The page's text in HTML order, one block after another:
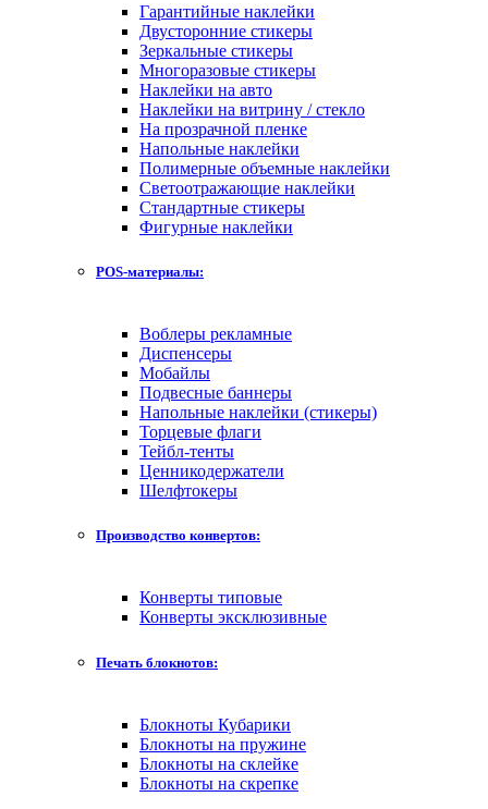
Гарантийные наклейки
Двусторонние стикеры
Зеркальные стикеры
Многоразовые стикеры
Наклейки на авто
Наклейки на витрину / стекло
На прозрачной пленке
Напольные наклейки
Полимерные объемные наклейки
Светоотражающие наклейки
Стандартные стикеры
Фигурные наклейки
POS-материалы:
Воблеры рекламные
Диспенсеры
Мобайлы
Подвесные баннеры
Напольные наклейки (стикеры)
Торцевые флаги
Тейбл-тенты
Ценникодержатели
Шелфтокеры
Производство конвертов:
Конверты типовые
Конверты эксклюзивные
Печать блокнотов:
Блокноты Кубарики
Блокноты на пружине
Блокноты на склейке
Блокноты на скрепке